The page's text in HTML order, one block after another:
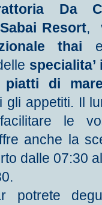
Da
Sabai Resort,
thai
specialita’
piatti di
appetiti. Il
le
anche la
dalle 07:30
potrete